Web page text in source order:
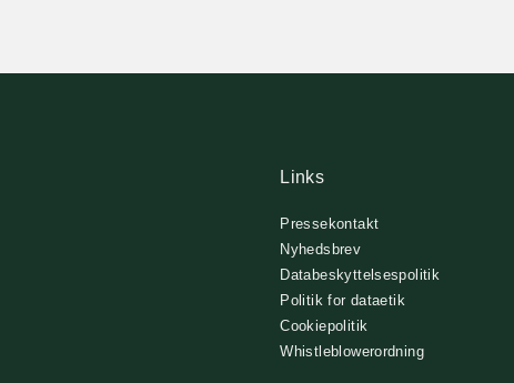
Links
Pressekontakt
Nyhedsbrev
Databeskyttelsespolitik
Politik for dataetik
Cookiepolitik
Whistleblowerordning